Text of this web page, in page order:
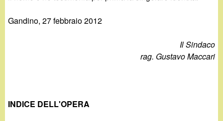
Gandino, 27 febbraio 2012
Il Sindaco
rag. Gustavo Maccari
INDICE DELL'OPERA